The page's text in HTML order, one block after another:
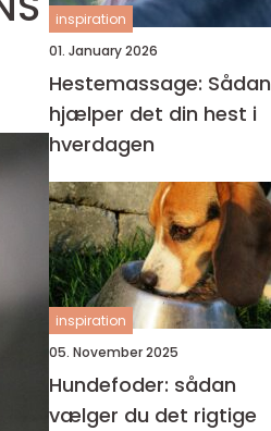
inspiration
01. January 2026
Hestemassage: Sådan
hjælper det din hest i
hverdagen
inspiration
05. November 2025
Hundefoder: sådan
vælger du det rigtige